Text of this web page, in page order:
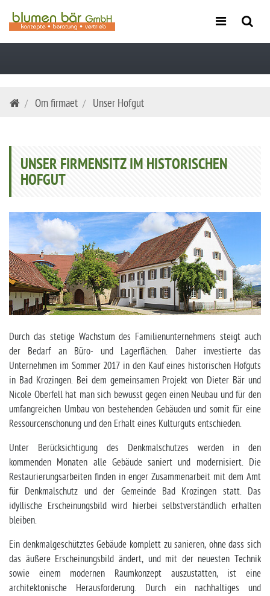
navigationOm firmaet Unser Hofgut
UNSER FIRMENSITZ IM HISTORISCHEN
HOFGUT
Durch das stetige Wachstum des Familienunternehmens steigt auch
der Bedarf an Büro- und Lagerflächen. Daher investierte das
Unternehmen im Sommer 2017 in den Kauf eines historischen Hofguts
in Bad Krozingen. Bei dem gemeinsamen Projekt von Dieter Bär und
Nicole Oberfell hat man sich bewusst gegen einen Neubau und für den
umfangreichen Umbau von bestehenden Gebäuden und somit für eine
Ressourcenschonung und den Erhalt eines Kulturguts entschieden.
Unter Berücksichtigung des Denkmalschutzes werden in den
kommenden Monaten alle Gebäude saniert und modernisiert. Die
Restaurierungsarbeiten finden in enger Zusammenarbeit mit dem Amt
für Denkmalschutz und der Gemeinde Bad Krozingen statt. Das
idyllische Erscheinungsbild wird hierbei selbstverständlich erhalten
bleiben.
Ein denkmalgeschütztes Gebäude komplett zu sanieren, ohne dass sich
das äußere Erscheinungsbild ändert, und mit der neuesten Technik
sowie einem modernen Raumkonzept auszustatten, ist eine
architektonische Herausforderung. Durch ein nachhaltiges und